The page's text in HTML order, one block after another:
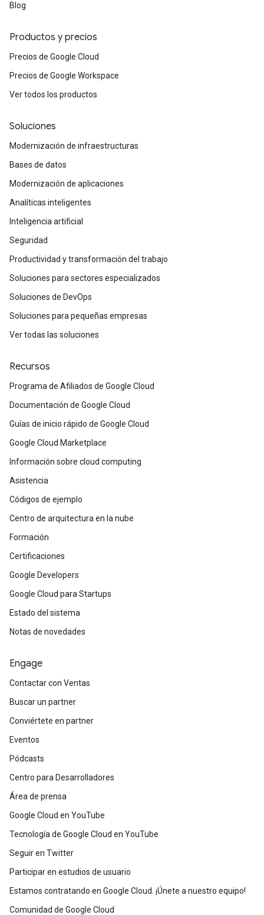
Blog
Productos y precios
Precios de Google Cloud
Precios de Google Workspace
Ver todos los productos
Soluciones
Modernización de infraestructuras
Bases de datos
Modernización de aplicaciones
Analíticas inteligentes
Inteligencia artificial
Seguridad
Productividad y transformación del trabajo
Soluciones para sectores especializados
Soluciones de DevOps
Soluciones para pequeñas empresas
Ver todas las soluciones
Recursos
Programa de Afiliados de Google Cloud
Documentación de Google Cloud
Guías de inicio rápido de Google Cloud
Google Cloud Marketplace
Información sobre cloud computing
Asistencia
Códigos de ejemplo
Centro de arquitectura en la nube
Formación
Certificaciones
Google Developers
Google Cloud para Startups
Estado del sistema
Notas de novedades
Engage
Contactar con Ventas
Buscar un partner
Conviértete en partner
Eventos
Pódcasts
Centro para Desarrolladores
Área de prensa
Google Cloud en YouTube
Tecnología de Google Cloud en YouTube
Seguir en Twitter
Participar en estudios de usuario
Estamos contratando en Google Cloud. ¡Únete a nuestro equipo!
Comunidad de Google Cloud